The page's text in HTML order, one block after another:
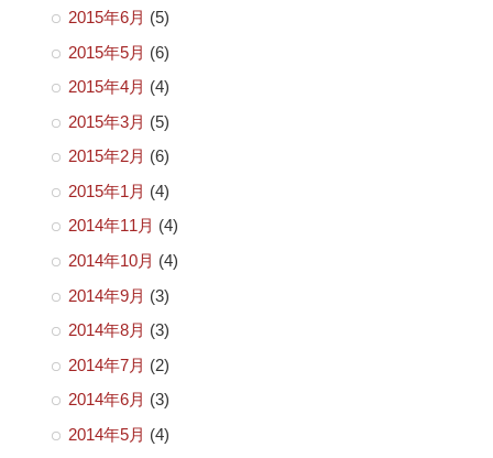
2015年6月 (5)
2015年5月 (6)
2015年4月 (4)
2015年3月 (5)
2015年2月 (6)
2015年1月 (4)
2014年11月 (4)
2014年10月 (4)
2014年9月 (3)
2014年8月 (3)
2014年7月 (2)
2014年6月 (3)
2014年5月 (4)